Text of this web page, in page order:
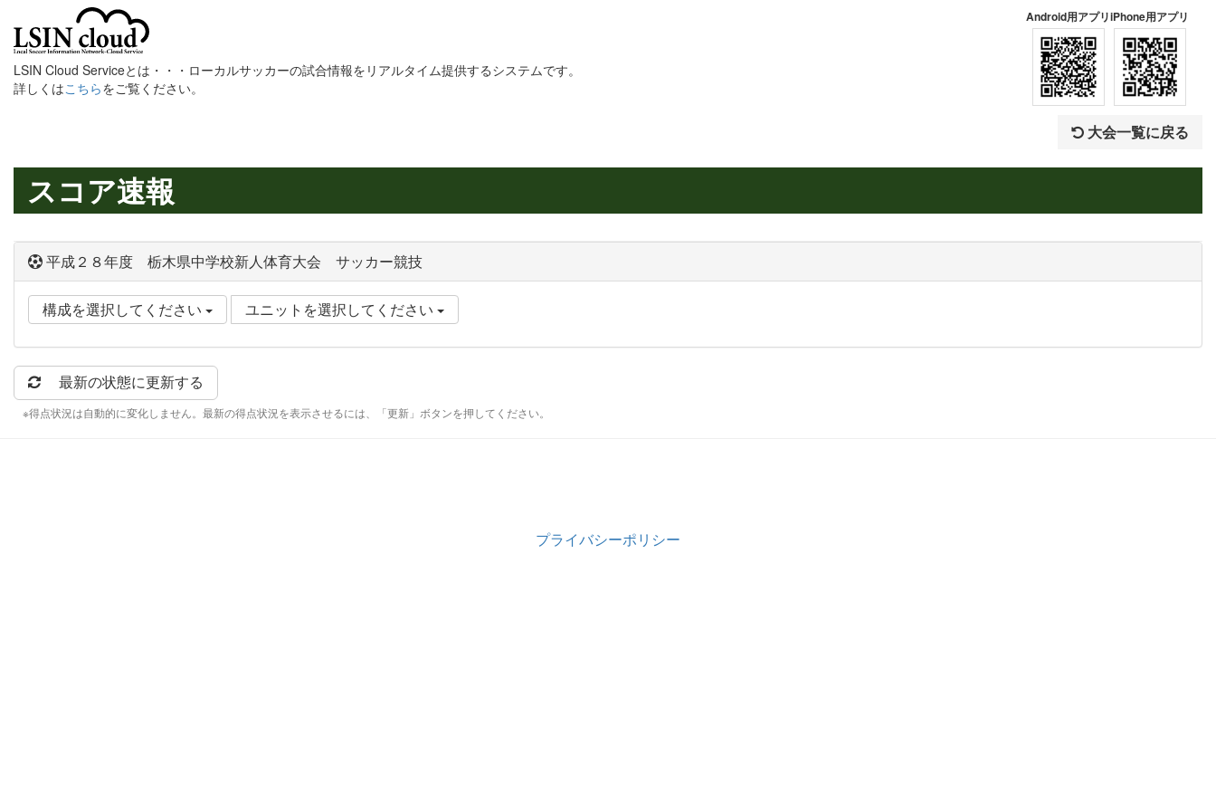
LSIN Cloud Serviceとは・・・ローカルサッカーの試合情報をリアルタイム提供するシステムです。
詳しくはこちらをご覧ください。
Android用アプリiPhone用アプリ
大会一覧に戻る
スコア速報
平成２８年度 栃木県中学校新人体育大会 サッカー競技
構成を選択してください ユニットを選択してください
最新の状態に更新する
※得点状況は自動的に変化しません。最新の得点状況を表示させるには、「更新」ボタンを押してください。
プライバシーポリシー